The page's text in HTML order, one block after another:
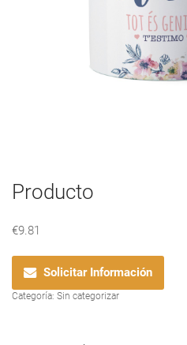
Producto
€9.81
Solicitar Información
Categoría: Sin categorizar